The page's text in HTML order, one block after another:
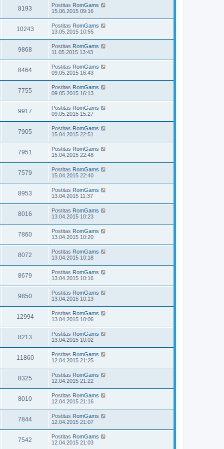
8193 Postitas RomGams
15.06.2015 09:16
10243 Postitas RomGams
13.05.2015 10:55
9868 Postitas RomGams
11.05.2015 13:43
8464 Postitas RomGams
09.05.2015 16:43
7755 Postitas RomGams
09.05.2015 16:13
9917 Postitas RomGams
09.05.2015 15:27
7905 Postitas RomGams
15.04.2015 22:51
7951 Postitas RomGams
15.04.2015 22:48
7579 Postitas RomGams
15.04.2015 22:40
8953 Postitas RomGams
13.04.2015 11:37
8016 Postitas RomGams
13.04.2015 10:23
7860 Postitas RomGams
13.04.2015 10:20
8072 Postitas RomGams
13.04.2015 10:18
8679 Postitas RomGams
13.04.2015 10:16
9850 Postitas RomGams
13.04.2015 10:13
12994 Postitas RomGams
13.04.2015 10:06
8213 Postitas RomGams
13.04.2015 10:02
11860 Postitas RomGams
12.04.2015 21:25
8325 Postitas RomGams
12.04.2015 21:22
8010 Postitas RomGams
12.04.2015 21:16
7844 Postitas RomGams
12.04.2015 21:07
7542 Postitas RomGams
12.04.2015 21:03